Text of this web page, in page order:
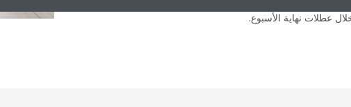
عطلات نهاية الأسبوع.